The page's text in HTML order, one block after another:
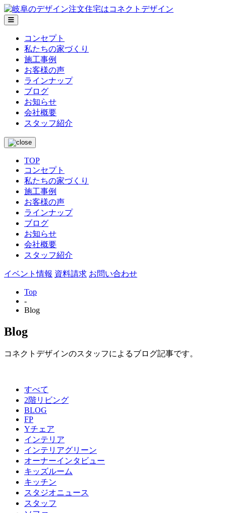
メ
ニ
コンセプト
私たちの家づくり
施工事例
お客様の声
ラインナップ
ブログ
お知らせ
会社概要
スタッフ紹介
TOP
コンセプト
私たちの家づくり
施工事例
お客様の声
ラインナップ
ブログ
お知らせ
会社概要
スタッフ紹介
イベント情報 資料請求 お問い合わせ
Top
-
Blog
Blog
コネクトデザインのスタッフによるブログ記事です。
すべて
2階リビング
BLOG
FP
Yチェア
インテリア
インテリアグリーン
オーナーインタビュー
キッズルーム
キッチン
スタジオニュース
スタッフ